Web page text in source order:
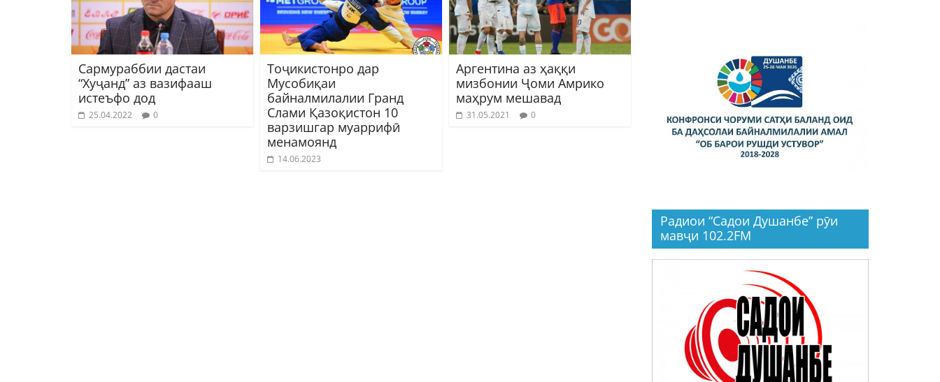
Сармураббии дастаи
“Хуҷанд” аз вазифааш
истеъфо дод
25.04.2022 0
Тоҷикистонро дар
Мусобиқаи
байналмилалии Гранд
Слами Қазоқистон 10
варзишгар муаррифӣ
менамоянд
14.06.2023
Аргентина аз ҳаққи
мизбонии Ҷоми Амрико
маҳрум мешавад
31.05.2021 0
Радиои “Садои Душанбе” рӯи
мавҷи 102.2FM